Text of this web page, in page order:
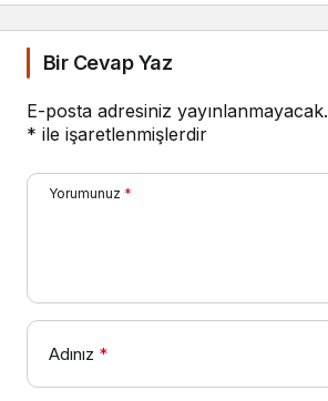
Bir Cevap Yaz
E-posta adresiniz yayınlanmayacak.
* ile işaretlenmişlerdir
Yorumunuz *
Adınız *